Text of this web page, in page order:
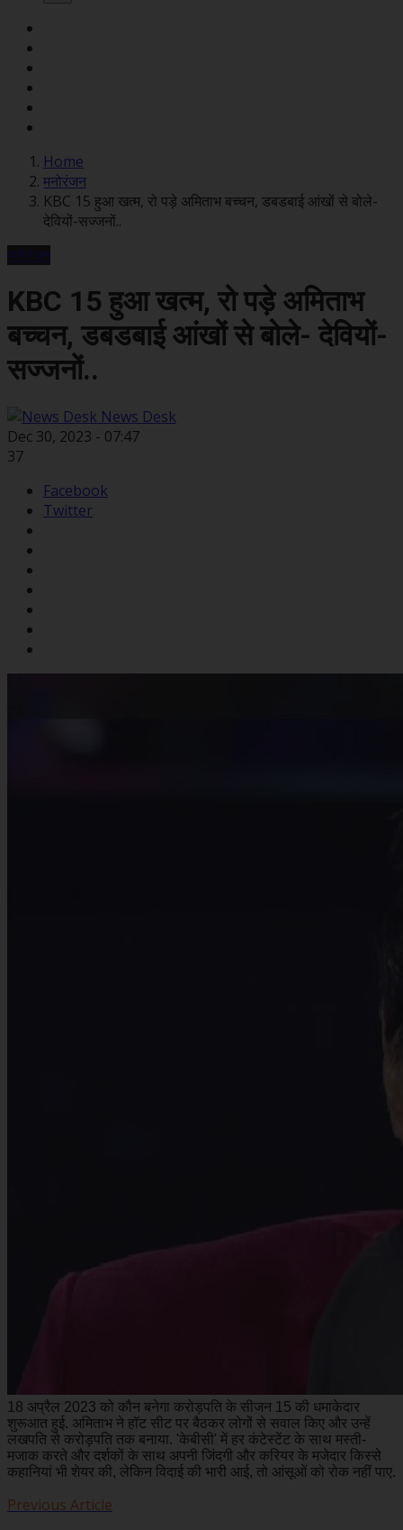
Home
मनोरंजन
KBC 15 हुआ खत्म, रो पड़े अमिताभ बच्चन, डबडबाई आंखों से बोले-
देवियों-सज्जनों..
मनोरंजन
KBC 15 हुआ खत्म, रो पड़े अमिताभ
बच्चन, डबडबाई आंखों से बोले- देवियों-
सज्जनों..
News Desk
Dec 30, 2023 - 07:47
37
Facebook
Twitter
18 अप्रैल 2023 को कौन बनेगा करोड़पति के सीजन 15 की धमाकेदार
शुरूआत हुई. अमिताभ ने हॉट सीट पर बैठकर लोगों से सवाल किए और उन्हें
लखपति से करोड़पति तक बनाया. 'केबीसी' में हर कंटेस्टेंट के साथ मस्ती-
मजाक करते और दर्शकों के साथ अपनी जिंदगी और करियर के मजेदार किस्से
कहानियां भी शेयर की, लेकिन विदाई की भारी आई, तो आंसूओं को रोक नहीं पाए.
Previous Article